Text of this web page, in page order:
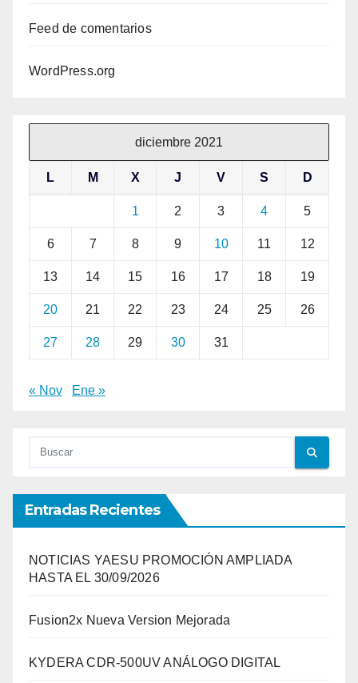
Feed de comentarios
WordPress.org
diciembre 2021
L M X J V S D
1 2 3 4 5
6 7 8 9 10 11 12
13 14 15 16 17 18 19
20 21 22 23 24 25 26
27 28 29 30 31
« Nov Ene »
Entradas Recientes
NOTICIAS YAESU PROMOCIÓN AMPLIADA
HASTA EL 30/09/2026
Fusion2x Nueva Version Mejorada
KYDERA CDR-500UV ANÁLOGO DIGITAL